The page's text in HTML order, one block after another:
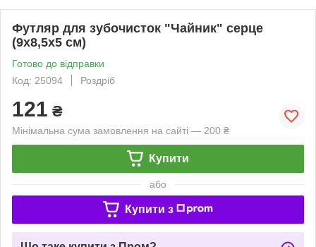
Футляр для зубочисток "Чайник" серце
(9х8,5х5 см)
Готово до відправки
Код: 25094
Роздріб
121 ₴
Мінімальна сума замовлення на сайті — 200 ₴
Купити
або
Купити з